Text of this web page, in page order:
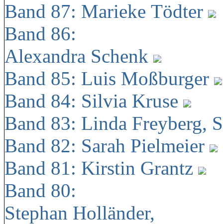
Band 87: Marieke Tödter
Band 86:
Alexandra Schenk
Band 85: Luis Moßburger
Band 84: Silvia Kruse
Band 83: Linda Freyberg,
Band 82: Sarah Pielmeier
Band 81: Kirstin Grantz
Band 80:
Stephan Holländer,